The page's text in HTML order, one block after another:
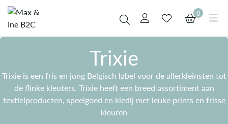
0
Trixie
Trixie is een fris en jong Belgisch label voor de allerkleinsten tot
de flinke kleuters. Trixie heeft een breed assortiment aan
textielproducten, speelgoed en kledij met leuke prints en frisse
kleuren